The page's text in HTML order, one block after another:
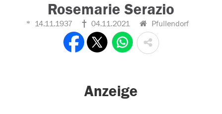
Rosemarie Serazio
14.11.1937 04.11.2021 Pfullendorf
Anzeige